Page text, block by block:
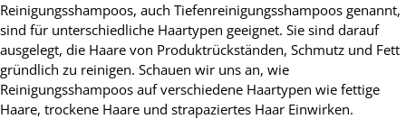
Reinigungsshampoos, auch Tiefenreinigungsshampoos genannt,
sind für unterschiedliche Haartypen geeignet. Sie sind darauf
ausgelegt, die Haare von Produktrückständen, Schmutz und Fett
gründlich zu reinigen. Schauen wir uns an, wie
Reinigungsshampoos auf verschiedene Haartypen wie fettige
Haare, trockene Haare und strapaziertes Haar Einwirken.